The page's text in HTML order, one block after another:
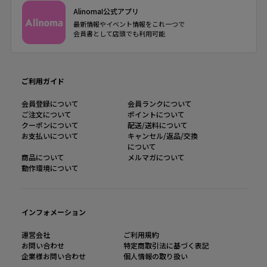
AlinomaI公式アプリ
最新情報やイベント情報をこれ一つで
会員書として店頭でも利用可能
ご利用ガイド
会員登録について
会員ランクについて
ご注文について
ポイントについて
クーポンについて
配送/送料について
お支払いについて
キャンセル/返品/交換
について
商品について
メルマガについて
動作環境について
インフォメーション
運営会社
ご利用規約
お問い合わせ
特定商取引法に基づく表記
企業様お問い合わせ
個人情報の取り扱い